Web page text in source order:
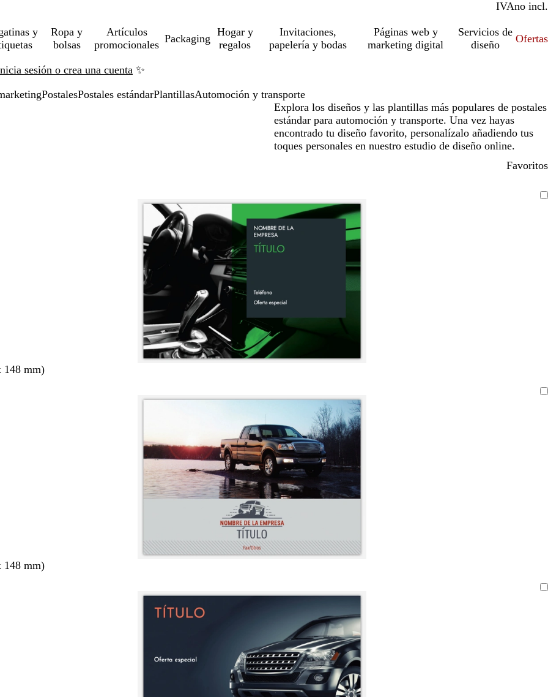
IVAincl.
no incl.
y
Ropa y
bolsas
Artículos
promocionales
Packaging
Hogar y
regalos
Invitaciones,
papelería y bodas
Páginas web y
marketing digital
Servicios de
diseño
Ofertas
sesión o crea una cuenta ✨
PostalesPostales estándarPlantillasAutomoción y transporte
Explora los diseños y las plantillas más populares de postales
estándar para automoción y transporte. Una vez hayas
encontrado tu diseño favorito, personalízalo añadiendo tus
toques personales en nuestro estudio de diseño online.
Favoritos
148 mm)
148 mm)